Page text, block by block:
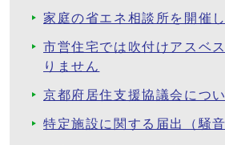
家庭の省エネ相談所を開催し
市営住宅では吹付けアスベ
りません
京都府居住支援協議会につ
特定施設に関する届出（騒